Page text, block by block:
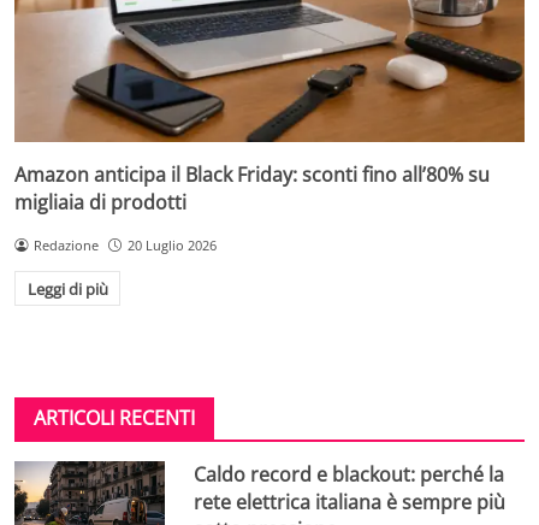
Amazon anticipa il Black Friday: sconti fino all’80% su
migliaia di prodotti
Redazione 20 Luglio 2026
Leggi di più
ARTICOLI RECENTI
Caldo record e blackout: perché la
rete elettrica italiana è sempre più